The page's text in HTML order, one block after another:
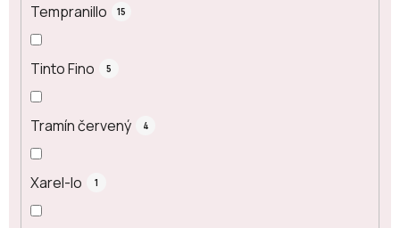
Tempranillo 15
Tinto Fino 5
Tramín červený 4
Xarel-lo 1